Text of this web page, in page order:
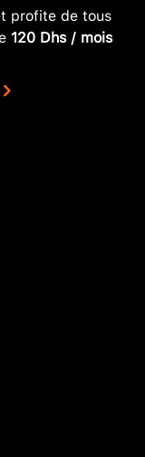
profite de tous
120 Dhs / mois